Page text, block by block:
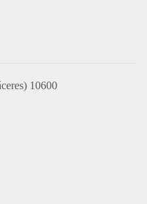
10600